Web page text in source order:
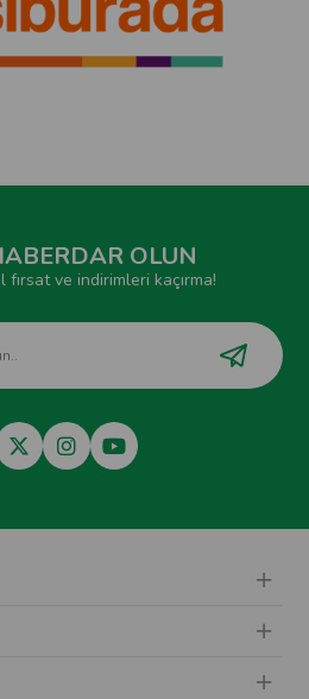
OLUN
fırsat ve indirimleri kaçırma!